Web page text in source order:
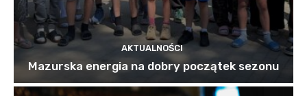
AKTUALNOŚCI
Mazurska energia na dobry początek sezonu